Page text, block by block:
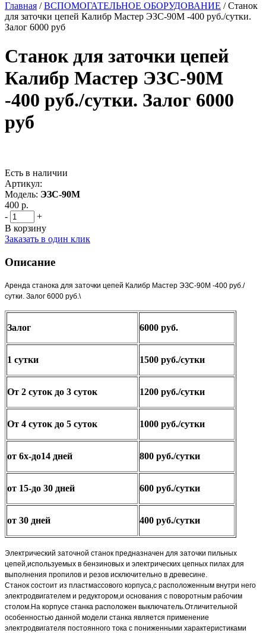
Главная /ВСПОМОГАТЕЛЬНОЕ ОБОРУДОВАНИЕ / Станок
для заточки цепей Калибр Мастер ЭЗС-90М -400 руб./сутки.
Залог 6000 руб
Станок для заточки цепей
Калибр Мастер ЭЗС-90М
-400 руб./сутки. Залог 6000
руб
Есть в наличии
Артикул:
Модель: ЭЗС-90М
400 р.
-
+
В корзину
Заказать в один клик
Описание
Аренда станока для заточки цепей Калибр Мастер ЭЗС-90М -400 руб./
сутки. Залог 6000 руб.\
Залог 6000 руб.
1 сутки 1500 руб./сутки
От 2 суток до 3 суток 1200 руб./сутки
От 4 суток до 5 суток 1000 руб./сутки
от 6х-до14 дней 800 руб./сутки
от 15-до 30 дней 600 руб./сутки
от 30 дней 400 руб./сутки
Электрический заточной станок предназначен для заточки пильных
цепей,используемых в бензиновых и электрических цепных пилах для
выполнения пропилов и резов исключительно в древесине.
Станок состоит из пластмассового корпуса,с расположенным внутри него
электродвигателем и редуктором,и основания с поворотным рабочим
столом.На корпусе станка расположен выключатель.Отличительной
особенностью данной модели станка является применение
электродвигателя постоянного тока с пониженными характеристиками